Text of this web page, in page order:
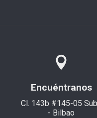
Encuéntranos
Cl. 143b #145-05
- Bilbao